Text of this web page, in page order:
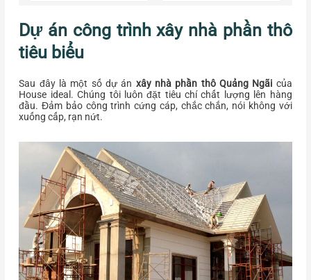
Dự án công trình xây nhà phần thô
tiêu biểu
Sau đây là một số dự án xây nhà phần thô Quảng Ngãi của
House ideal. Chúng tôi luôn đặt tiêu chí chất lượng lên hàng
đầu. Đảm bảo công trình cứng cáp, chắc chắn, nói không với
xuống cấp, rạn nứt.